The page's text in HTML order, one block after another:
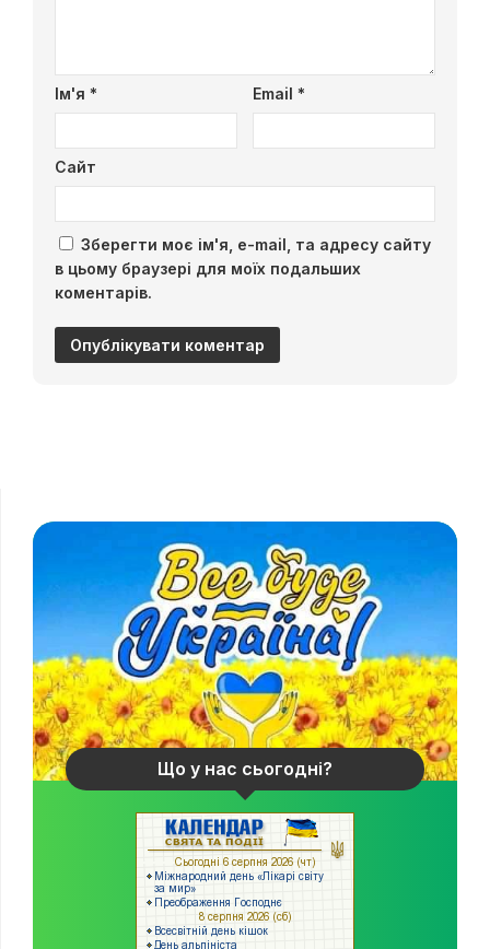
Ім'я * Email *
Сайт
Зберегти моє ім'я, e-mail, та адресу сайту
в цьому браузері для моїх подальших
коментарів.
Що у нас сьогодні?